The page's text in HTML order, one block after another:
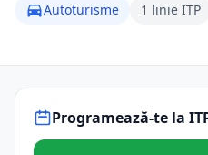
Autoturisme 1 linie ITP
Programează-te la